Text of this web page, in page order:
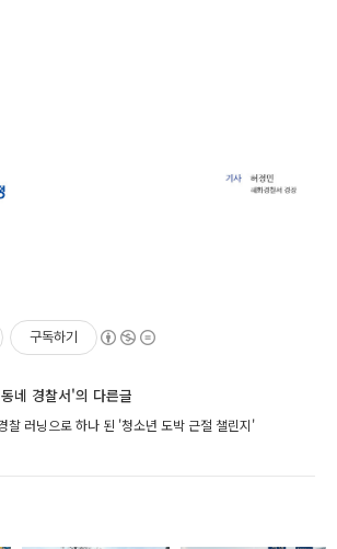
구독하기
네 경찰서'의 다른글
찰 러닝으로 하나 된 '청소년 도박 근절 챌린지'